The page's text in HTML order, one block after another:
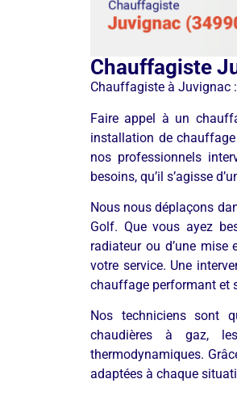
Chauffagiste
Chauffagiste à Juvignac
Faire appel à un
installation de
nos professionnels
besoins, qu’il s’agisse
Nous nous déplaçons
Golf. Que vous ayez
radiateur ou d’une mise
votre service. Une
chauffage performant et
Nos techniciens sont
chaudières à gaz,
thermodynamiques.
adaptées à chaque